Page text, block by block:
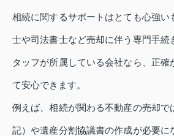
相続に関するサポートはとても心強い
士や司法書士など売却に伴う専門手続
タッフが所属している会社なら、正確
て安心できます。
例えば、相続が関わる不動産の売却で
記）や遺産分割協議書の作成が必要に